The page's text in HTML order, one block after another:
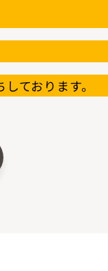
ております。